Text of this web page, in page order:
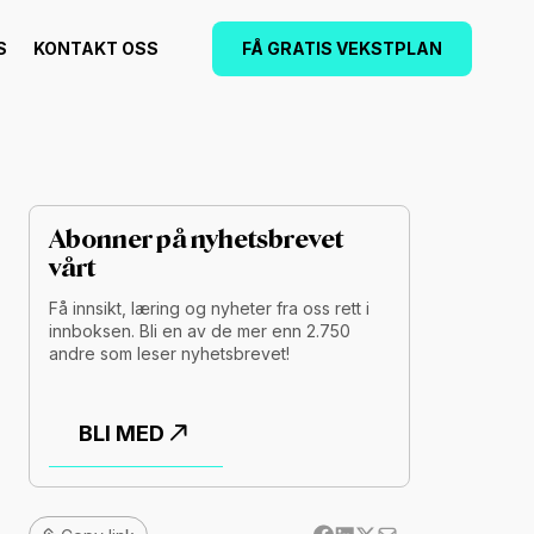
KONTAKT OSS FÅ GRATIS VEKSTPLAN
Abonner på nyhetsbrevet
vårt
Få innsikt, læring og nyheter fra oss rett i
innboksen. Bli en av de mer enn 2.750
andre som leser nyhetsbrevet!
BLI MED